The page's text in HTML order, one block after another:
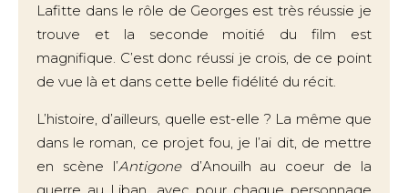
Lafitte dans le rôle de Georges est très réussie je
trouve et la seconde moitié du film est
magnifique. C’est donc réussi je crois, de ce point
de vue là et dans cette belle fidélité du récit.
L’histoire, d’ailleurs, quelle est-elle ? La même que
dans le roman, ce projet fou, je l’ai dit, de mettre
en scène l’Antigoned’Anouilh au coeur de la